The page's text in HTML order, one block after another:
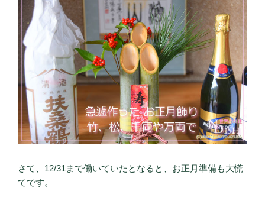
さて、12/31まで働いていたとなると、お正月準備も大慌
てです。